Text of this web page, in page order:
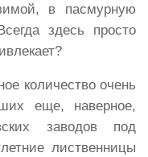
в пасмурную
здесь просто
количество очень
еще, наверное,
заводов под
лиственницы